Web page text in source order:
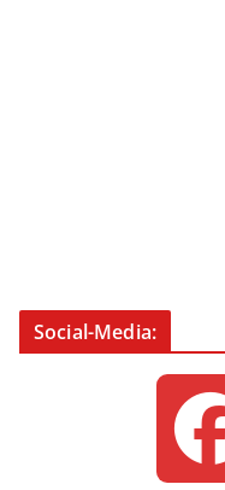
Social-Media: